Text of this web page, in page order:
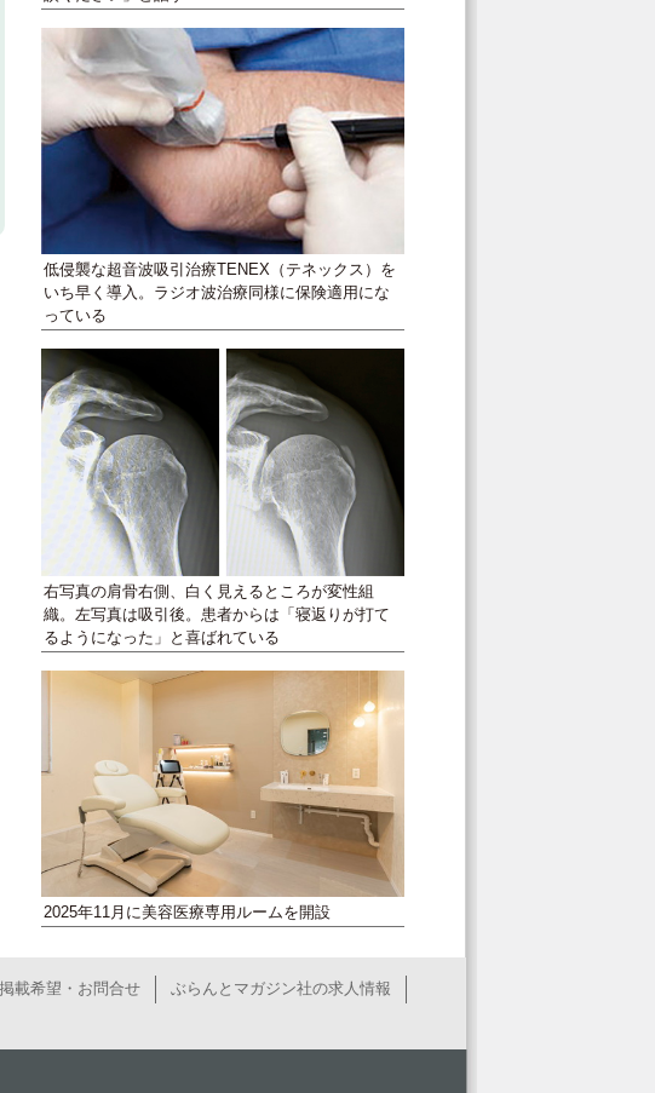
低侵襲な超音波吸引治療TENEX（テネックス）を
いち早く導入。ラジオ波治療同様に保険適用にな
っている
右写真の肩骨右側、白く見えるところが変性組
織。左写真は吸引後。患者からは「寝返りが打て
るようになった」と喜ばれている
2025年11月に美容医療専用ルームを開設
掲載希望・お問合せ
ぶらんとマガジン社の求人情報